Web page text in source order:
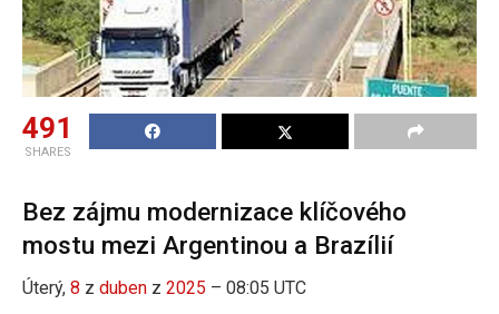
491
SHARES
Bez zájmu modernizace klíčového
mostu mezi Argentinou a Brazílií
Úterý, 8 z duben z 2025 – 08:05 UTC